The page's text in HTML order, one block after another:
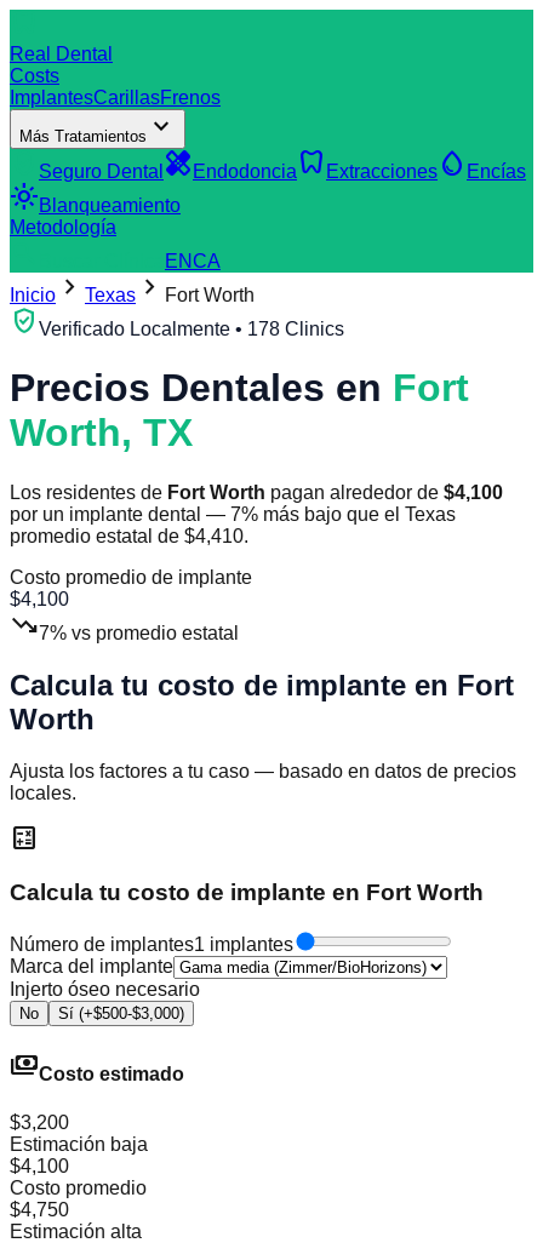
Real Dental
Costs
ImplantesCarillasFrenos
Más Tratamientos expand_more
Seguro Dental healing Endodoncia dentistry Extracciones water_drop Encías
light_modeBlanqueamiento
Metodología
ENCA
Inicio chevron_right Texas chevron_right Fort Worth
verified_user Verificado Localmente • 178 Clinics
Precios Dentales en Fort
Worth, TX
Los residentes de Fort Worth pagan alrededor de $4,100
por un implante dental — 7% más bajo que el Texas
promedio estatal de $4,410.
Costo promedio de implante
$4,100
trending_down7% vs promedio estatal
Calcula tu costo de implante en Fort
Worth
Ajusta los factores a tu caso — basado en datos de precios
locales.
calculate
Calcula tu costo de implante en Fort Worth
Número de implantes1 implantes
Marca del implante
Injerto óseo necesario
No Sí (+$500-$3,000)
paymentsCosto estimado
$3,200
Estimación baja
$4,100
Costo promedio
$4,750
Estimación alta